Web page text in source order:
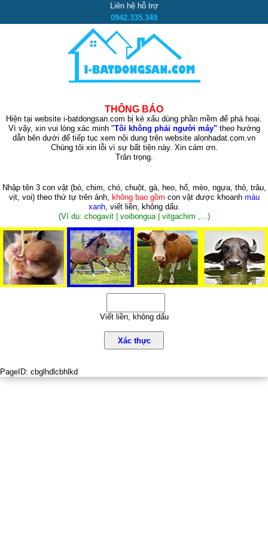
Liên hệ hỗ trợ
0942.335.349
THÔNG BÁO
Hiện tại website i-batdongsan.com bị kẻ xấu dùng phần mềm để phá hoại.
Vì vậy, xin vui lòng xác minh "Tôi không phải người máy"theo hướng
dẫn bên dưới để tiếp tục xem nội dung trên website alonhadat.com.vn
Chúng tôi xin lỗi vì sự bất tiện này. Xin cám ơn.
Trân trọng.
Nhập tên 3 con vật (bò, chim, chó, chuột, gà, heo, hổ, mèo, ngựa, thỏ, trâu,
vịt, voi)theo thứ tự trên ảnh, không bao gồm con vật được khoanh màu
xanh, viết liền, không dấu.
(Ví dụ: chogavit | voibongua | vitgachim ,...)
Viết liền, không dấu
Xác thực
PageID: cbglhdlcbhlkd